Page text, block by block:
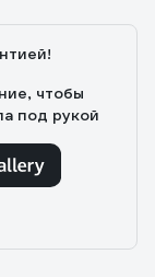
чтобы
под рукой